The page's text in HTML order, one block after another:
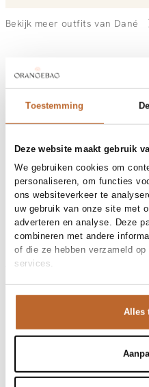
Toestemming
Deze website maakt gebruik
We gebruiken cookies om
personaliseren, om functies
ons websiteverkeer te
uw gebruik van onze site met
adverteren en analyse. Deze
combineren met andere
of die ze hebben verzameld
services.
Alles
Bekijk meer outfits van Dané
Vandaag besteld,
Gratis bezorging vanaf
30 dagen bedenktijd
Maat en pasvorm
Maatadvies
Maat model
Productdetails
Merk
Merk-artikelnummer
Variantnummer
Patroon
Jersey logo jurk
Verzenden en retour
Bij Orangebag ontvang je
bestellingen worden
uur op werkdagen? Dan
Vragen of hulp nodig?
Shop
waar we dol op zijn. Het